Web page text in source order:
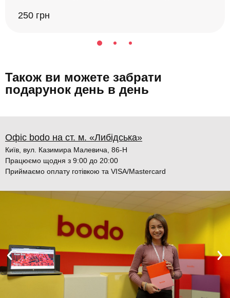
250 грн
Також ви можете забрати
подарунок день в день
Офіс bodo на ст. м. «Либідська»
Київ, вул. Казимира Малевича, 86-Н
Працюємо щодня з 9:00 до 20:00
Приймаємо оплату готівкою та VISA/Mastercard